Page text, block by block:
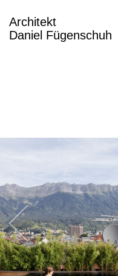
Architekt
Daniel Fügenschuh